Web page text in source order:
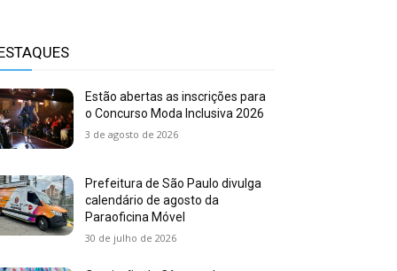
Estão abertas as inscrições para
o Concurso Moda Inclusiva 2026
3 de agosto de 2026
Prefeitura de São Paulo divulga
calendário de agosto da
Paraoficina Móvel
30 de julho de 2026